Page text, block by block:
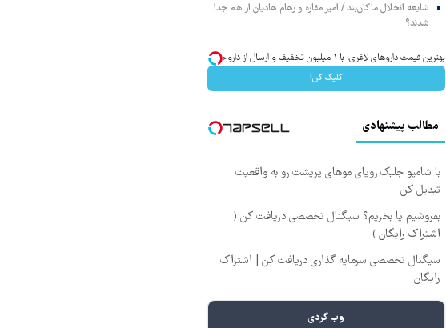
شایعه انحلال ماکان‌بند / امیر مقاره و رهام هادیان از هم جدا
شدند؟
بهترین قیمت داروهای لاغری، با ۱ میلیون تخفیف و ارسال از داروخانه‌
کلیک کن!
مطالب پیشنهادی
با شامپو جلبک رویای موهای پرپشت رو به واقعیت
تبدیل کن
بفروشیم یا بخریم؟ سیگنال تخصصی دریافت کن (
اشتراک رایگان )
سیگنال تخصصی سرمایه گذاری دریافت کن | اشتراک
رایگان
وب گردی